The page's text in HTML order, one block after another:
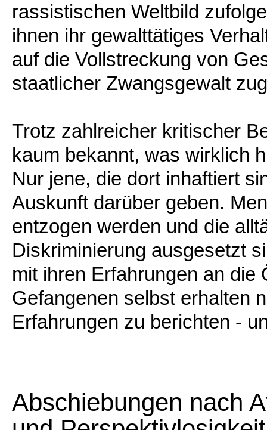
rassistischen Weltbild
ihnen ihr gewalttätiges
auf die Vollstreckung von
staatlicher Zwangsgewalt
Trotz zahlreicher kritischer
kaum bekannt, was wirklich
Nur jene, die dort inhaftiert
Auskunft darüber geben.
entzogen werden und die
Diskriminierung ausgesetzt
mit ihren Erfahrungen an die
Gefangenen selbst erhalten
Erfahrungen zu berichten -
Abschiebungen nach